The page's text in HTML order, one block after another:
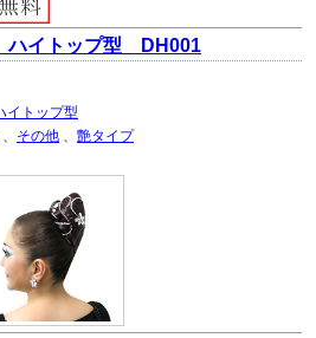
ハイトップ型 DH001
イトップ型
、 その他 、 艶タイプ